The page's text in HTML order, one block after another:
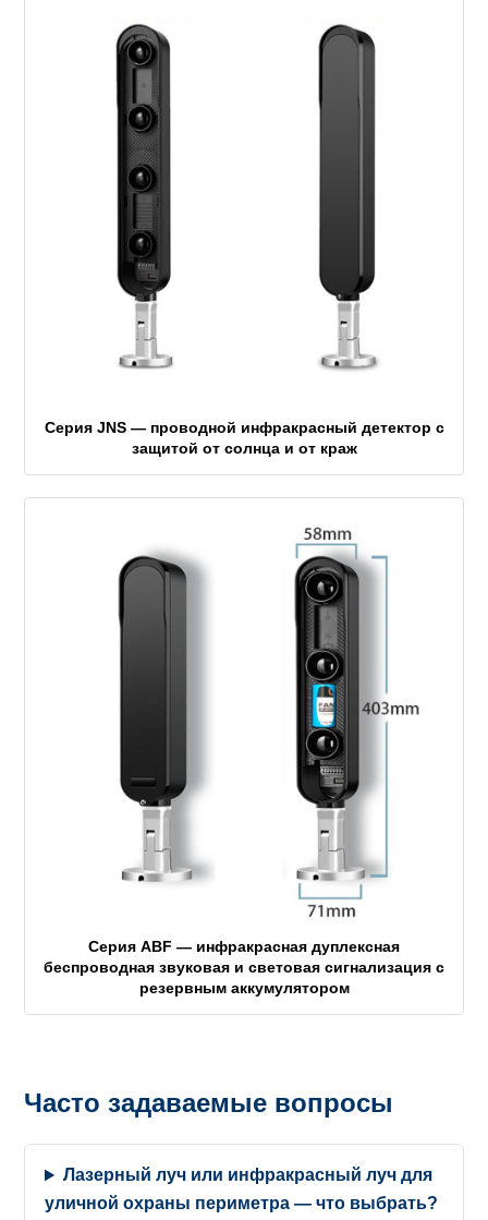
Серия JNS — проводной инфракрасный детектор с
защитой от солнца и от краж
Серия ABF — инфракрасная дуплексная
беспроводная звуковая и световая сигнализация с
резервным аккумулятором
Часто задаваемые вопросы
Лазерный луч или инфракрасный луч для
уличной охраны периметра — что выбрать?